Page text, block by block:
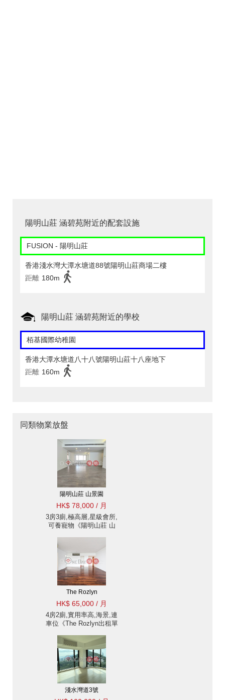
陽明山莊 涵碧苑附近的配套設施
FUSION - 陽明山莊
香港淺水灣大潭水塘道88號陽明山莊商場二樓
距離 180m
陽明山莊 涵碧苑附近的學校
栢基國際幼稚園
香港大潭水塘道八十八號陽明山莊十八座地下
距離 160m
同類物業放盤
陽明山莊 山景園
HK$ 78,000 / 月
3房3廁,極高層,星級會所,
可養寵物《陽明山莊 山
The Rozlyn
HK$ 65,000 / 月
4房2廁,實用率高,海景,連
車位《The Rozlyn出租單
淺水灣道3號